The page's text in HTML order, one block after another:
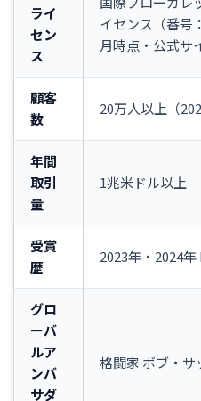
ライ
セン
ス
イセンス（番号
月時点・公式サ
顧客
数
20万人以上（
年間
取引
量
1兆米ドル以上
受賞
歴
2023年・2024年
グロ
ーバ
ルア
ンバ
サダ
格闘家 ボブ・サ